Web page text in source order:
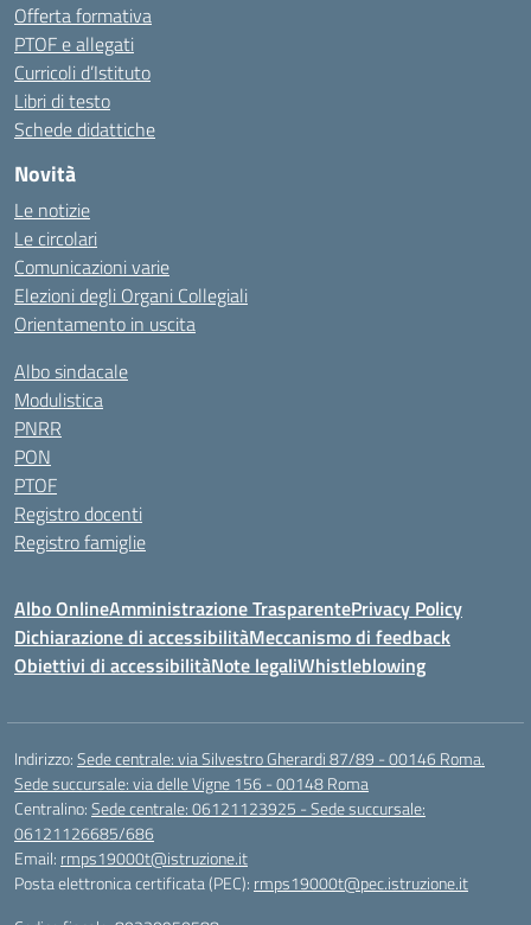
Offerta formativa
PTOF e allegati
Curricoli d’Istituto
Libri di testo
Schede didattiche
Novità
Le notizie
Le circolari
Comunicazioni varie
Elezioni degli Organi Collegiali
Orientamento in uscita
Albo sindacale
Modulistica
PNRR
PON
PTOF
Registro docenti
Registro famiglie
Albo OnlineAmministrazione TrasparentePrivacy Policy
Dichiarazione di accessibilitàMeccanismo di feedback
Obiettivi di accessibilitàNote legaliWhistleblowing
Indirizzo:Sede centrale: via Silvestro Gherardi 87/89 - 00146 Roma.
Sede succursale: via delle Vigne 156 - 00148 Roma
Centralino:Sede centrale: 06121123925 - Sede succursale:
06121126685/686
Email: rmps19000t@istruzione.it
Posta elettronica certificata (PEC): rmps19000t@pec.istruzione.it